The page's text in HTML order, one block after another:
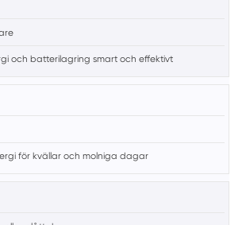
och batterilagring smart och effektivt
för kvällar och molniga dagar